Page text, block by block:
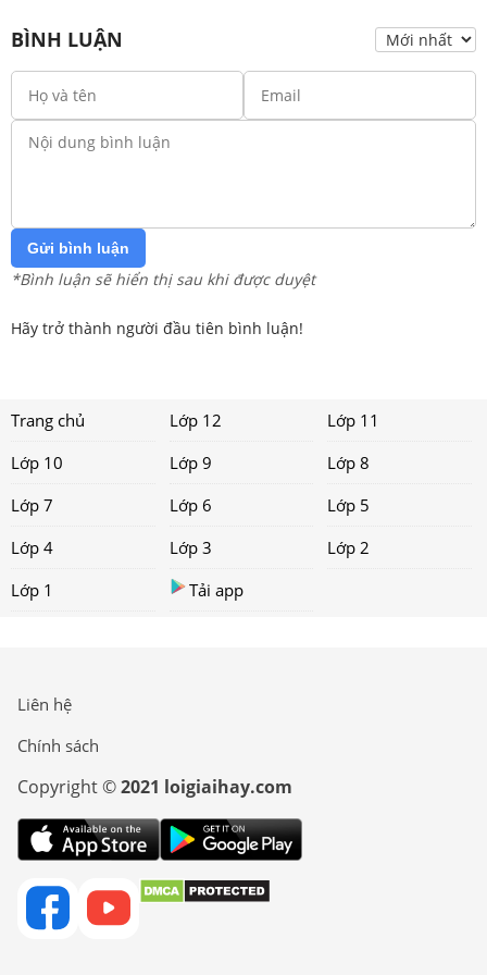
BÌNH LUẬN
Gửi bình luận
*Bình luận sẽ hiển thị sau khi được duyệt
Hãy trở thành người đầu tiên bình luận!
Trang chủ Lớp 12
Lớp 11
Lớp 10
Lớp 9
Lớp 8
Lớp 7
Lớp 6
Lớp 5
Lớp 4
Lớp 3
Lớp 2
Lớp 1
Tải app
Liên hệ
Chính sách
Copyright ©2021 loigiaihay.com